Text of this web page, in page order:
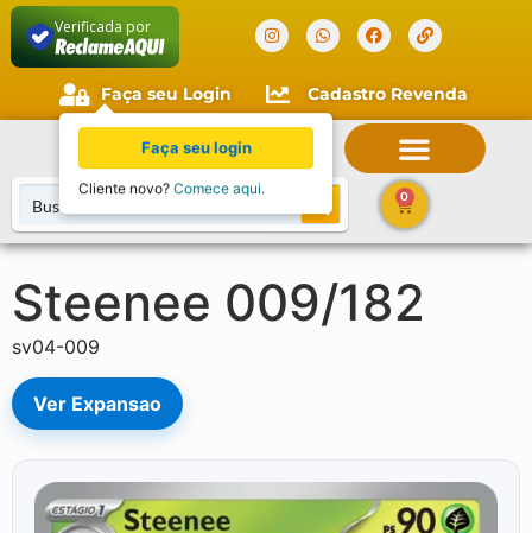
Verificada por
Faça seu Login Cadastro Revenda
0
Steenee 009/182
sv04-009
Ver Expansao
Faça seu login
Cliente novo? Comece aqui.